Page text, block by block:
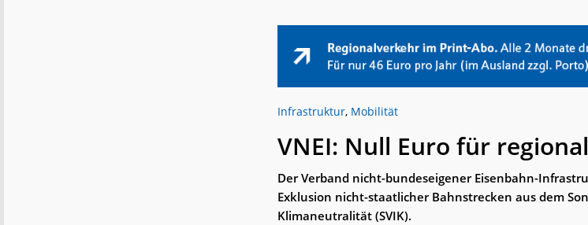
Infrastruktur, Mobilität
VNEI: Null Euro für
Der Verband nicht-bundeseigener Eisenbahn-
Exklusion nicht-staatlicher Bahnstrecken aus dem
Klimaneutralität (SVIK).